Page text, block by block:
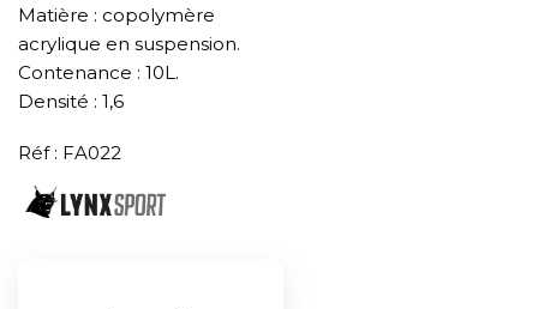
Matière : copolymère
acrylique en suspension.
Contenance : 10L.
Densité : 1,6
Réf : FA022